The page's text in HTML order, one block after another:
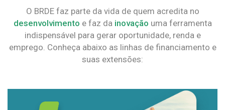
O BRDE faz parte da vida de quem acredita no
desenvolvimento e faz da inovação uma ferramenta
indispensável para gerar oportunidade, renda e
emprego. Conheça abaixo as linhas de financiamento e
suas extensões: